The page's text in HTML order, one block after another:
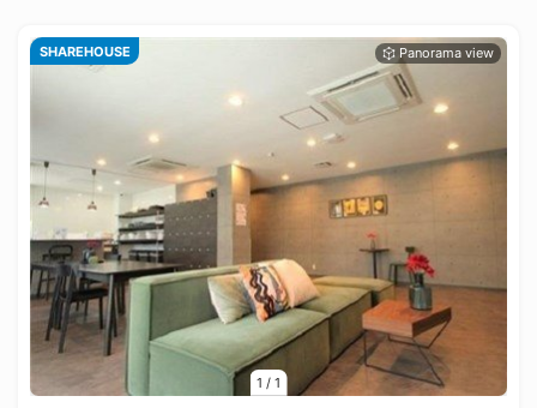
1 / 1
SHAREHOUSE